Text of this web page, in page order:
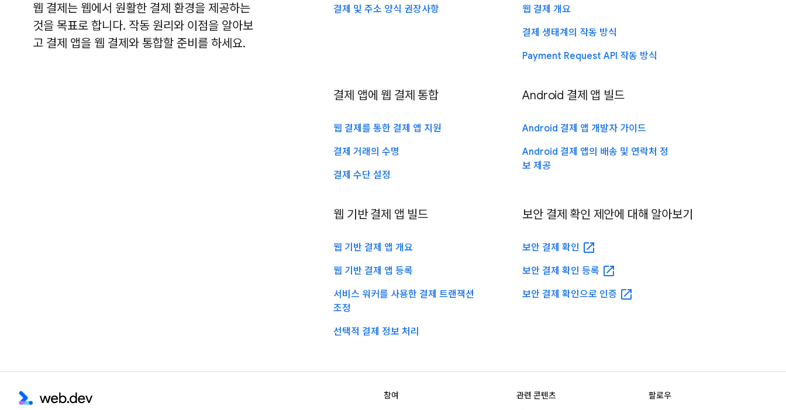
웹 결제는 웹에서 원활한 결제 환경을 제공하는
것을 목표로 합니다. 작동 원리와 이점을 알아보
고 결제 앱을 웹 결제와 통합할 준비를 하세요.
결제 및 주소 양식 권장사항
웹 결제 개요
결제 생태계의 작동 방식
Payment Request API 작동 방식
결제 앱에 웹 결제 통합
웹 결제를 통한 결제 앱 지원
결제 거래의 수명
결제 수단 설정
Android 결제 앱 빌드
Android 결제 앱 개발자 가이드
Android 결제 앱의 배송 및 연락처 정
보 제공
웹 기반 결제 앱 빌드
웹 기반 결제 앱 개요
웹 기반 결제 앱 등록
서비스 워커를 사용한 결제 트랜잭션
조정
선택적 결제 정보 처리
보안 결제 확인 제안에 대해 알아보기
보안 결제 확인 open_in_new
보안 결제 확인 등록 open_in_new
보안 결제 확인으로 인증 open_in_new
참여
관련 콘텐츠
팔로우